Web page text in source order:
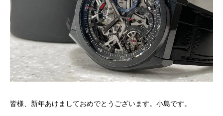
皆様、新年あけましておめでとうございます。小島です。